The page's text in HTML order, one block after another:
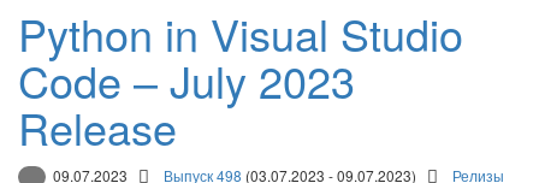
Python in Visual Studio
Code – July 2023
Release
09.07.2023 Выпуск 498 (03.07.2023 - 09.07.2023) Релизы